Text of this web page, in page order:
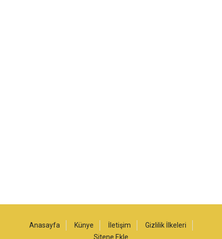
Anasayfa Künye İletişim
Gizlilik İlkeleri
Sitene Ekle